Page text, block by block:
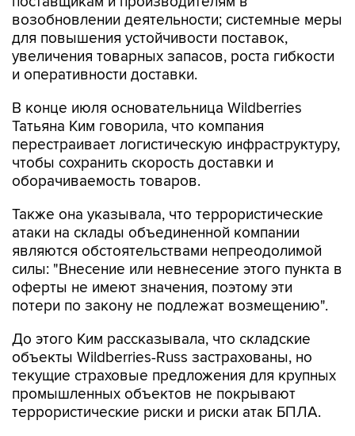
возобновлении деятельности; системные меры
для повышения устойчивости поставок,
увеличения товарных запасов, роста гибкости
и оперативности доставки.
В конце июля основательница Wildberries
Татьяна Ким говорила, что компания
перестраивает логистическую инфраструктуру,
чтобы сохранить скорость доставки и
оборачиваемость товаров.
Также она указывала, что террористические
атаки на склады объединенной компании
являются обстоятельствами непреодолимой
силы: "Внесение или невнесение этого пункта в
оферты не имеют значения, поэтому эти
потери по закону не подлежат возмещению".
До этого Ким рассказывала, что складские
объекты Wildberries-Russ застрахованы, но
текущие страховые предложения для крупных
промышленных объектов не покрывают
террористические риски и риски атак БПЛА.